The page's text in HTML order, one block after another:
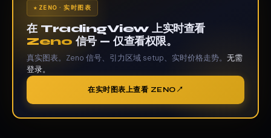
ZENO · 实时图表
在 TradingView 上实时查看
Zeno 信号 — 仅查看权限。
真实图表。Zeno 信号、引力区域 setup、实时价格走势。 无需
登录。
在实时图表上查看 ZENO